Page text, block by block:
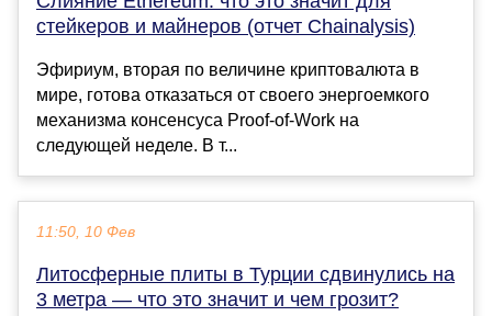
стейкеров и майнеров (отчет Chainalysis)
Эфириум, вторая по величине криптовалюта в
мире, готова отказаться от своего энергоемкого
механизма консенсуса Proof-of-Work на
следующей неделе. В т...
11:50, 10 Фев
Литосферные плиты в Турции сдвинулись на
3 метра — что это значит и чем грозит?